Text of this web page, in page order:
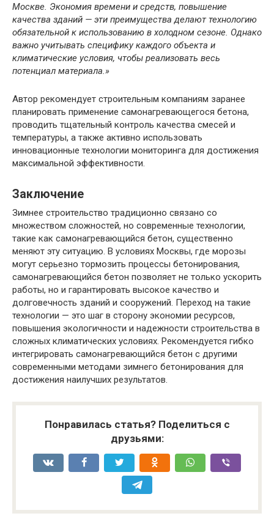
Москве. Экономия времени и средств, повышение
качества зданий — эти преимущества делают технологию
обязательной к использованию в холодном сезоне. Однако
важно учитывать специфику каждого объекта и
климатические условия, чтобы реализовать весь
потенциал материала.»
Автор рекомендует строительным компаниям заранее
планировать применение самонагревающегося бетона,
проводить тщательный контроль качества смесей и
температуры, а также активно использовать
инновационные технологии мониторинга для достижения
максимальной эффективности.
Заключение
Зимнее строительство традиционно связано со
множеством сложностей, но современные технологии,
такие как самонагревающийся бетон, существенно
меняют эту ситуацию. В условиях Москвы, где морозы
могут серьезно тормозить процессы бетонирования,
самонагревающийся бетон позволяет не только ускорить
работы, но и гарантировать высокое качество и
долговечность зданий и сооружений. Переход на такие
технологии — это шаг в сторону экономии ресурсов,
повышения экологичности и надежности строительства в
сложных климатических условиях. Рекомендуется гибко
интегрировать самонагревающийся бетон с другими
современными методами зимнего бетонирования для
достижения наилучших результатов.
Понравилась статья? Поделиться с
друзьями: